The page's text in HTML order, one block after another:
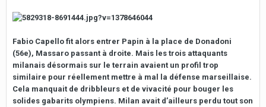
Fabio Capello fit alors entrer Papin à la place de Donadoni
(56e), Massaro passant à droite. Mais les trois attaquants
milanais désormais sur le terrain avaient un profil trop
similaire pour réellement mettre à mal la défense marseillaise.
Cela manquait de dribbleurs et de vivacité pour bouger les
solides gabarits olympiens. Milan avait d’ailleurs perdu tout son